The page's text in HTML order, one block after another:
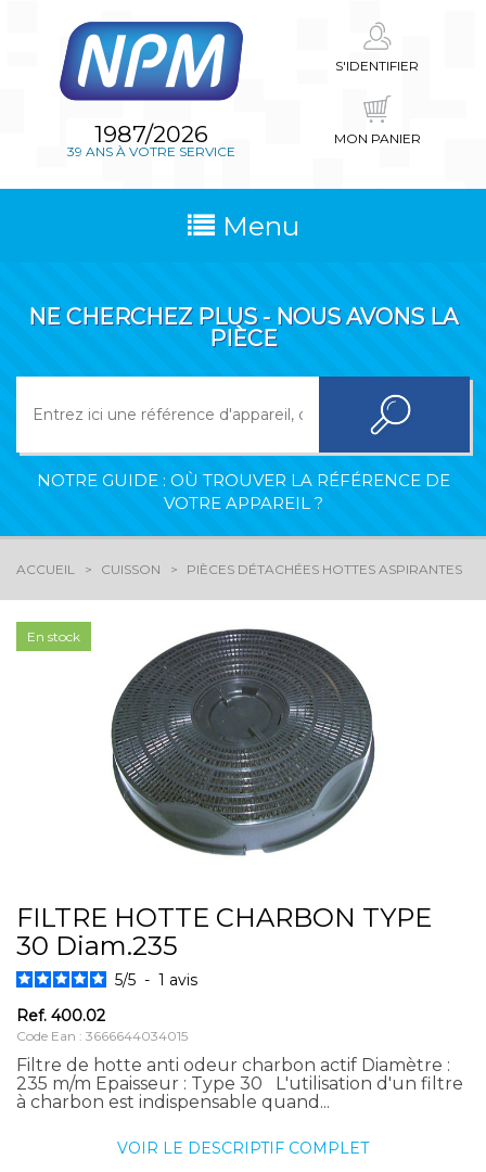
1987/2026
39 ANS À VOTRE SERVICE
S'IDENTIFIER
MON PANIER
Menu
NE CHERCHEZ PLUS - NOUS AVONS LA
PIÈCE
NOTRE GUIDE : OÙ TROUVER LA RÉFÉRENCE DE
VOTRE APPAREIL ?
ACCUEIL CUISSON PIÈCES DÉTACHÉES HOTTES ASPIRANTES
En stock
FILTRE HOTTE CHARBON TYPE
30 Diam.235
5/5 - 1 avis
Ref. 400.02
Code Ean : 3666644034015
Filtre de hotte anti odeur charbon actif Diamètre :
235 m/m Epaisseur : Type 30 L'utilisation d'un filtre
à charbon est indispensable quand...
VOIR LE DESCRIPTIF COMPLET